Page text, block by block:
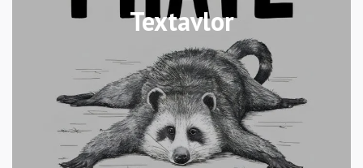
Textavlor